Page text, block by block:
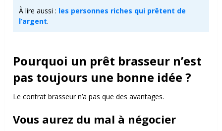
À lire aussi : les personnes riches qui prêtent de
l’argent.
Pourquoi un prêt brasseur n’est
pas toujours une bonne idée ?
Le contrat brasseur n’a pas que des avantages.
Vous aurez du mal à négocier